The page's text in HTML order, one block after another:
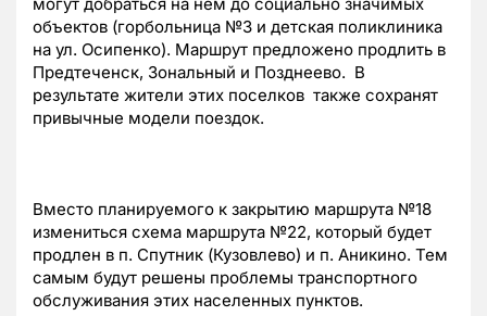
могут добраться на нем до социально значимых
объектов (горбольница №3 и детская поликлиника
на ул. Осипенко). Маршрут предложено продлить в
Предтеченск, Зональный и Позднеево. В
результате жители этих поселков также сохранят
привычные модели поездок.
Вместо планируемого к закрытию маршрута №18
измениться схема маршрута №22, который будет
продлен в п. Спутник (Кузовлево) и п. Аникино. Тем
самым будут решены проблемы транспортного
обслуживания этих населенных пунктов.